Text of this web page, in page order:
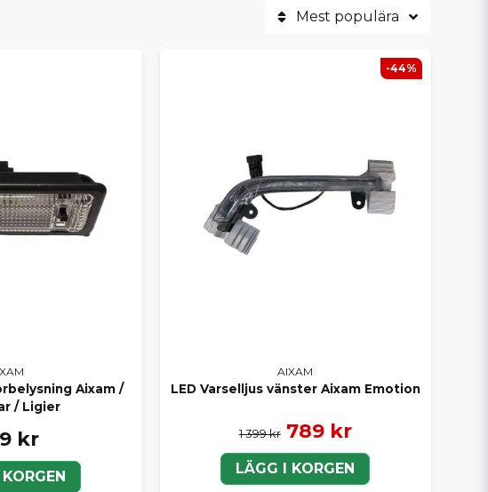
Crossover, GTO, Minauto, Sensation, Emotion och
du allt från karossdelar, bromssystem,
dualla Aixam reservdelar
samlade på ett ställe – med snabb
så hjälper vi dig att kontrollera tillgänglighet och
Mest populära
Aixam /
/ Ligier
kr
AIXAM
LED Varselljus vänster Aixam Emotion
1 399 kr 789 kr
LÄGG I KORGEN
-44%